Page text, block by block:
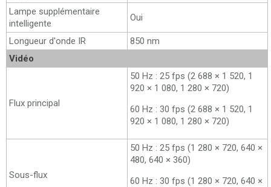
Lampe supplémentaire
intelligente
Oui
Longueur d'onde IR
850 nm
Vidéo
Flux principal
50 Hz : 25 fps (2 688 × 1 520, 1
920 × 1 080, 1 280 × 720)
60 Hz : 30 fps (2 688 × 1 520, 1
920 × 1 080, 1 280 × 720)
Sous-flux
50 Hz : 25 fps (1 280 × 720, 640 ×
480, 640 × 360)
60 Hz : 30 fps (1 280 × 720, 640 ×